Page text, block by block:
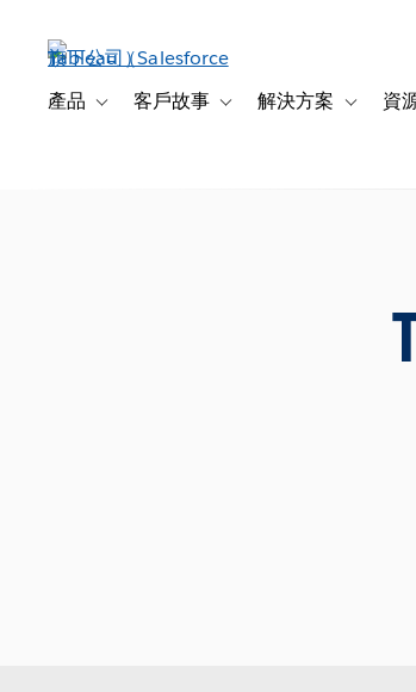
產品 Toggle sub-navigation for 產品
客戶故事 Toggle sub-navigation for 客
解決方案 Toggle
資